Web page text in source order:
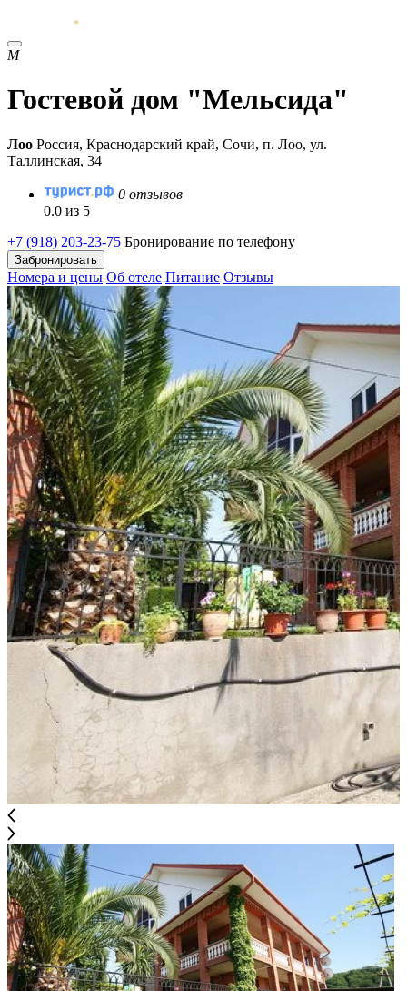
М
Гостевой дом "Мельсида"
Лоо Россия, Краснодарский край, Сочи, п. Лоо, ул.
Таллинская, 34
0 отзывов
0.0 из 5
+7 (918) 203-23-75 Бронирование по телефону
Забронировать
Номера и цены Об отеле Питание Отзывы